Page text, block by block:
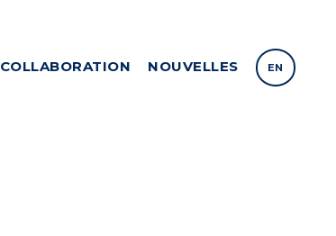
COLLABORATION NOUVELLES EN